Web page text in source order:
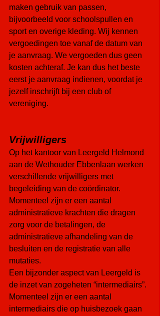
maken gebruik van passen,
bijvoorbeeld voor schoolspullen en
sport en overige kleding. Wij kennen
vergoedingen toe vanaf de datum van
je aanvraag. We vergoeden dus geen
kosten achteraf. Je kan dus het beste
eerst je aanvraag indienen, voordat je
jezelf inschrijft bij een club of
vereniging.
Vrijwilligers
Op het kantoor van Leergeld Helmond
aan de Wethouder Ebbenlaan werken
verschillende vrijwilligers met
begeleiding van de coördinator.
Momenteel zijn er een aantal
administratieve krachten die dragen
zorg voor de betalingen, de
administratieve afhandeling van de
besluiten en de registratie van alle
mutaties.
Een bijzonder aspect van Leergeld is
de inzet van zogeheten “intermediairs”.
Momenteel zijn er een aantal
intermediairs die op huisbezoek gaan